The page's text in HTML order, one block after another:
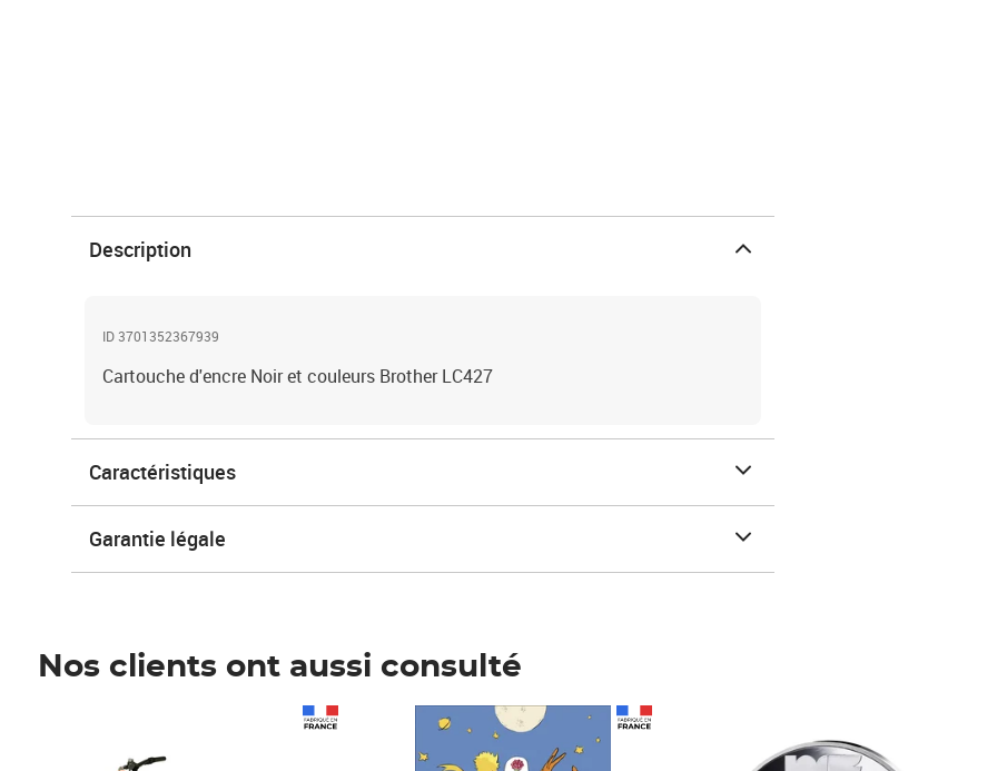
Description
ID 3701352367939
Cartouche d'encre Noir et couleurs Brother LC427
Caractéristiques
Garantie légale
Nos clients ont aussi consulté
Prix 7,50€